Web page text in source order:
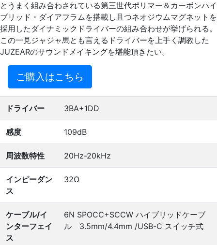
とうまく組み合わされている第三世代ポリマー＆カーボンハイ
ブリッド・ダイアフラムを搭載し且つネオジウムマグネットを
採用したダイナミックドライバーの組み合わせが挙げられる。
この一見ジャジャ馬とも言えるドライバーを上手く調教した
JUZEARのサウンドメイキングを堪能頂きたい。
ご購入はこちら
ドライバー 3BA+1DD
感度 109dB
周波数特性 20Hz-20kHz
インピーダン
ス
32Ω
ケーブル/イ
ンターフェイ
ス
6N SPOCC+SCCW ハイブリッドケーブ
ル 3.5mm/4.4mm /USB-C スイッチ式